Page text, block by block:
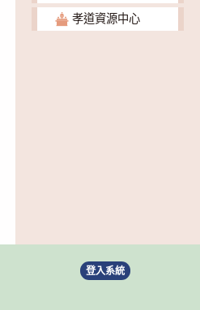
孝道資源中心
登入系統